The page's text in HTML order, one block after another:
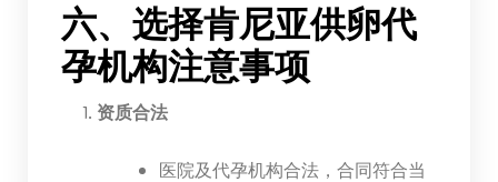
六、选择肯尼亚供卵代
孕机构注意事项
资质合法
医院及代孕机构合法，合同符合当